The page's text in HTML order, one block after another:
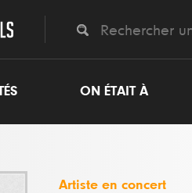
ON ÉTAIT À
Artiste en concert